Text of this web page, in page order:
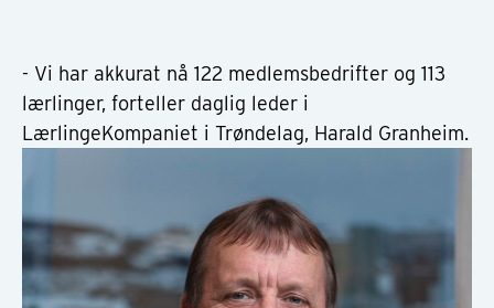
- Vi har akkurat nå 122 medlemsbedrifter og 113
lærlinger, forteller daglig leder i
LærlingeKompaniet i Trøndelag, Harald Granheim.